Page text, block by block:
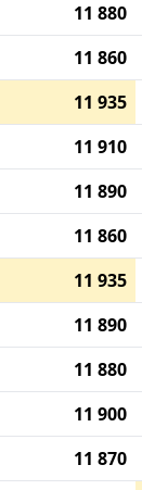
11 880
11 860
11 935
11 910
11 890
11 860
11 935
11 890
11 880
11 900
11 870